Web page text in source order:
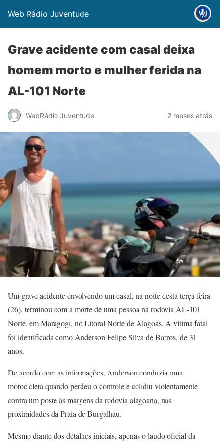
Web Rádio Juventude
Grave acidente com casal deixa
homem morto e mulher ferida na
AL-101 Norte
WebRádio Juventude 2 meses atrás
Um grave acidente envolvendo um casal, na noite desta terça-feira
(26), terminou com a morte de uma pessoa na rodovia AL-101
Norte, em Maragogi, no Litoral Norte de Alagoas. A vítima fatal
foi identificada como Anderson Felipe Silva de Barros, de 31
anos.
De acordo com as informações, Anderson conduzia uma
motocicleta quando perdeu o controle e colidiu violentamente
contra um poste às margens da rodovia alagoana, nas
proximidades da Praia de Burgalhau.
Mesmo diante dos detalhes iniciais, apenas o laudo oficial da